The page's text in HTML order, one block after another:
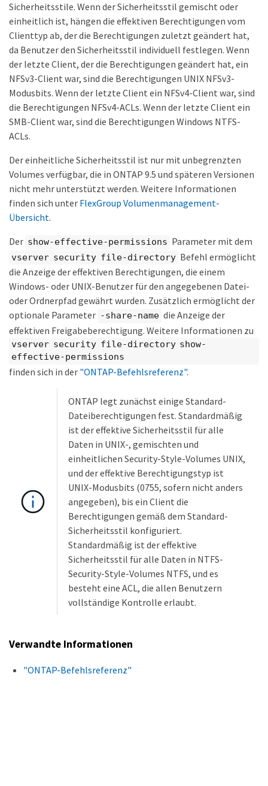
Sicherheitsstile. Wenn der Sicherheitsstil gemischt oder
einheitlich ist, hängen die effektiven Berechtigungen vom
Clienttyp ab, der die Berechtigungen zuletzt geändert hat,
da Benutzer den Sicherheitsstil individuell festlegen. Wenn
der letzte Client, der die Berechtigungen geändert hat, ein
NFSv3-Client war, sind die Berechtigungen UNIX NFSv3-
Modusbits. Wenn der letzte Client ein NFSv4-Client war, sind
die Berechtigungen NFSv4-ACLs. Wenn der letzte Client ein
SMB-Client war, sind die Berechtigungen Windows NTFS-
ACLs.
Der einheitliche Sicherheitsstil ist nur mit unbegrenzten
Volumes verfügbar, die in ONTAP 9.5 und späteren Versionen
nicht mehr unterstützt werden. Weitere Informationen
finden sich unter FlexGroup Volumenmanagement-
Übersicht.
Der show-effective-permissions Parameter mit dem
vserver security file-directory Befehl ermöglicht
die Anzeige der effektiven Berechtigungen, die einem
Windows- oder UNIX-Benutzer für den angegebenen Datei-
oder Ordnerpfad gewährt wurden. Zusätzlich ermöglicht der
optionale Parameter -share-name die Anzeige der
effektiven Freigabeberechtigung. Weitere Informationen zu
vserver security file-directory show-
effective-permissions
finden sich in der "ONTAP-Befehlsreferenz".
ONTAP legt zunächst einige Standard-
Dateiberechtigungen fest. Standardmäßig
ist der effektive Sicherheitsstil für alle
Daten in UNIX-, gemischten und
einheitlichen Security-Style-Volumes UNIX,
und der effektive Berechtigungstyp ist
UNIX-Modusbits (0755, sofern nicht anders
angegeben), bis ein Client die
Berechtigungen gemäß dem Standard-
Sicherheitsstil konfiguriert.
Standardmäßig ist der effektive
Sicherheitsstil für alle Daten in NTFS-
Security-Style-Volumes NTFS, und es
besteht eine ACL, die allen Benutzern
vollständige Kontrolle erlaubt.
Verwandte Informationen
"ONTAP-Befehlsreferenz"